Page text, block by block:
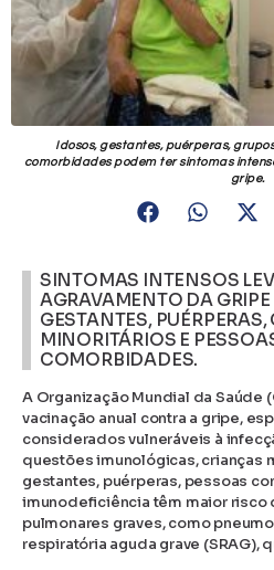
Idosos, gestantes, puérperas,
comorbidades podem ter sintomas
gripe.
SINTOMAS INTENSOS
AGRAVAMENTO DA
GESTANTES, PUÉRPERAS,
MINORITÁRIOS E
COMORBIDADES.
A Organização Mundial da Saúde
vacinação anual contra a gripe,
considerados vulneráveis à
questões imunológicas, crianças
gestantes, puérperas, pessoas
imunodeficiência têm maior risco
pulmonares graves, como
respiratória aguda grave (SRAG),